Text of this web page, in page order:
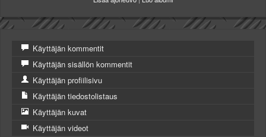
Helsingin sää
Turun sää
Oulun sää
Kuopion sää
Rovaniemen sää
MUUT
VIP-jäsenyys
Paidat ja vaatteet
Käyttäjän kommentit
Käyttäjän sisällön kommentit
Käyttäjän profiilisivu
Käyttäjän tiedostolistaus
Käyttäjän kuvat
Käyttäjän videot